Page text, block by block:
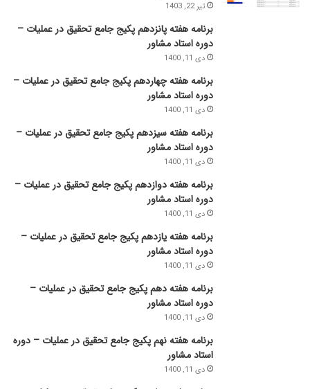
تیر 22, 1403
برنامه هفته پانزدهم پکیج جامع تحقیق در عملیات –
دوره استاد مشاور
دی 11, 1400
برنامه هفته چهاردهم پکیج جامع تحقیق در عملیات –
دوره استاد مشاور
دی 11, 1400
برنامه هفته سیزدهم پکیج جامع تحقیق در عملیات –
دوره استاد مشاور
دی 11, 1400
برنامه هفته دوازدهم پکیج جامع تحقیق در عملیات –
دوره استاد مشاور
دی 11, 1400
برنامه هفته یازدهم پکیج جامع تحقیق در عملیات –
دوره استاد مشاور
دی 11, 1400
برنامه هفته دهم پکیج جامع تحقیق در عملیات –
دوره استاد مشاور
دی 11, 1400
برنامه هفته نهم پکیج جامع تحقیق در عملیات – دوره
استاد مشاور
دی 11, 1400